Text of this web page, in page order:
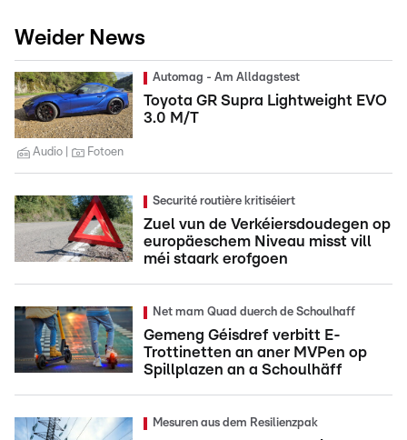
Weider News
Automag - Am Alldagstest
Toyota GR Supra Lightweight EVO
3.0 M/T
Audio Fotoen
Securité routière kritiséiert
Zuel vun de Verkéiersdoudegen op
europäeschem Niveau misst vill
méi staark erofgoen
Net mam Quad duerch de Schoulhaff
Gemeng Géisdref verbitt E-
Trottinetten an aner MVPen op
Spillplazen an a Schoulhäff
Mesuren aus dem Resilienzpak